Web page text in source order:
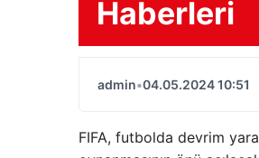
Haberleri
admin•04.05.2024 10:51
FIFA, futbolda devrim